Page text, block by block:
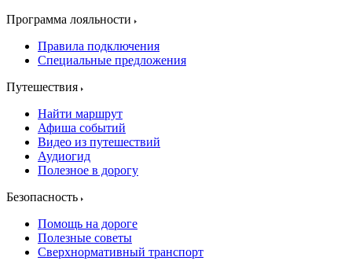
Программа лояльности
Правила подключения
Специальные предложения
Путешествия
Найти маршрут
Афиша событий
Видео из путешествий
Аудиогид
Полезное в дорогу
Безопасность
Помощь на дороге
Полезные советы
Сверхнормативный транспорт